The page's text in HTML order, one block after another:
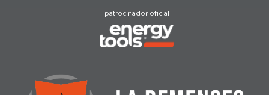
patrocinador oficial